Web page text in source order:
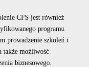
CFS jest również
programu
prowadzenie szkoleń i
także możliwość
biznesowego.